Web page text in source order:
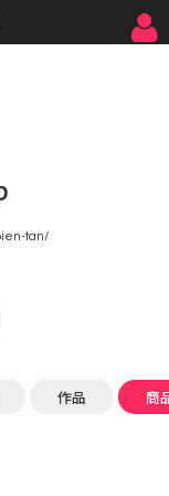
tan/
作品 商